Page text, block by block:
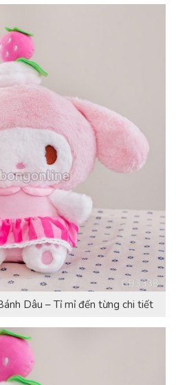
Dâu – Tỉ mỉ đến từng chi tiết